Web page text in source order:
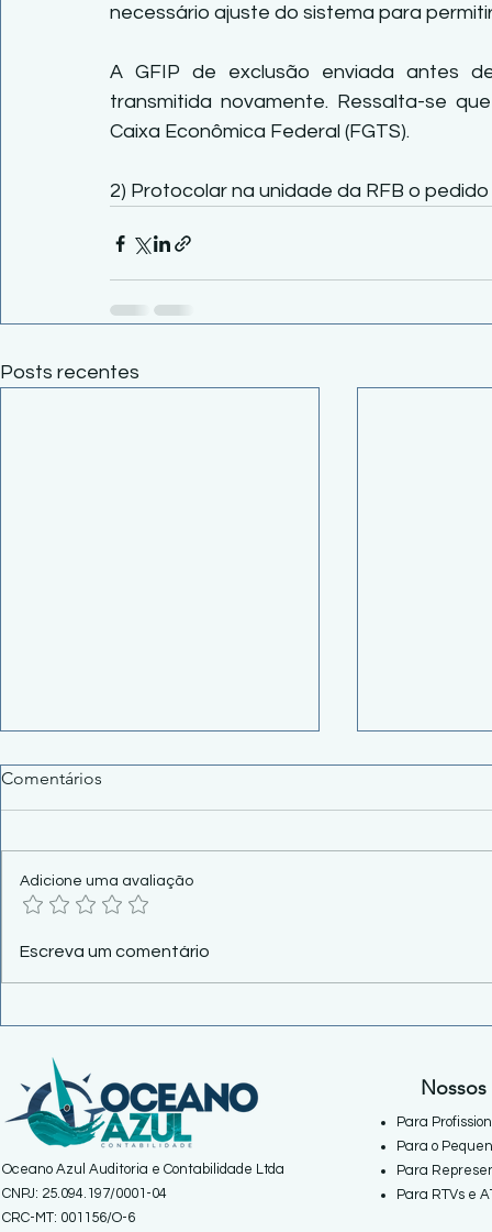
necessário ajuste do sistema para
A GFIP de exclusão enviada antes
transmitida novamente. Ressalta-se
Caixa Econômica Federal (FGTS).
2) Protocolar na unidade da RFB o
Posts recentes
Cosit 61/2026 reforma
Comentários
Adicione uma avaliação
Escreva um comentário
Oceano Azul Auditoria e Contabilidade Ltda
CNPJ: 25.094.197/0001-04
CRC-MT: 001156/O-6
Para
Para o
Para
Para RTVs e